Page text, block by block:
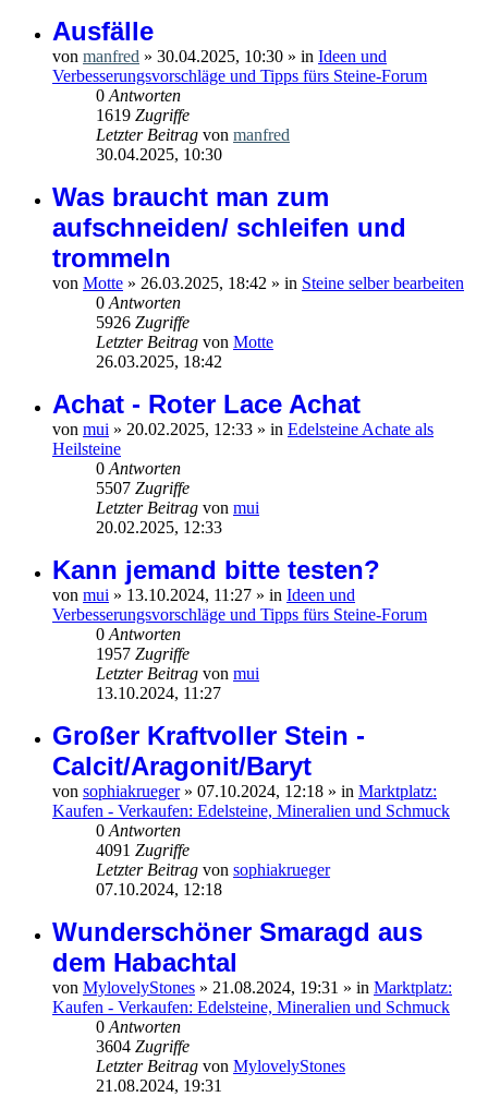
Ausfälle
von manfred » 30.04.2025, 10:30 » in Ideen und
Verbesserungsvorschläge und Tipps fürs Steine-Forum
0 Antworten
1619 Zugriffe
Letzter Beitrag von manfred
30.04.2025, 10:30
Was braucht man zum
aufschneiden/ schleifen und
trommeln
von Motte » 26.03.2025, 18:42 » in Steine selber bearbeiten
0 Antworten
5926 Zugriffe
Letzter Beitrag von Motte
26.03.2025, 18:42
Achat - Roter Lace Achat
von mui » 20.02.2025, 12:33 » in Edelsteine Achate als
Heilsteine
0 Antworten
5507 Zugriffe
Letzter Beitrag von mui
20.02.2025, 12:33
Kann jemand bitte testen?
von mui » 13.10.2024, 11:27 » in Ideen und
Verbesserungsvorschläge und Tipps fürs Steine-Forum
0 Antworten
1957 Zugriffe
Letzter Beitrag von mui
13.10.2024, 11:27
Großer Kraftvoller Stein -
Calcit/Aragonit/Baryt
von sophiakrueger» 07.10.2024, 12:18 » in Marktplatz:
Kaufen - Verkaufen: Edelsteine, Mineralien und Schmuck
0 Antworten
4091 Zugriffe
Letzter Beitrag von sophiakrueger
07.10.2024, 12:18
Wunderschöner Smaragd aus
dem Habachtal
von MylovelyStones » 21.08.2024, 19:31 » in Marktplatz:
Kaufen - Verkaufen: Edelsteine, Mineralien und Schmuck
0 Antworten
3604 Zugriffe
Letzter Beitrag von MylovelyStones
21.08.2024, 19:31